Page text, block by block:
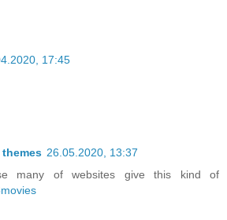
17:45
26.05.2020, 13:37
many of websites give this kind of